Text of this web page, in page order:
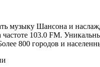
музыку Шансона и
103.0 FM.
800 городов и